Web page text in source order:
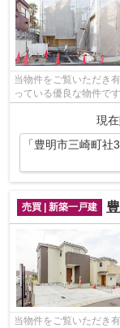
当物件をご覧いただき
っている優良な物件ですが、
でのマイホーム購入で
現
「豊明市三崎町
売買 | 新築一戸建 豊
当物件をご覧いただき